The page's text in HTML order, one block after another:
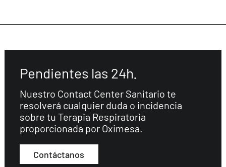
Pendientes las 24h.
Nuestro Contact Center Sanitario te
resolverá cualquier duda o incidencia
sobre tu Terapia Respiratoria
proporcionada por Oximesa.
Contáctanos